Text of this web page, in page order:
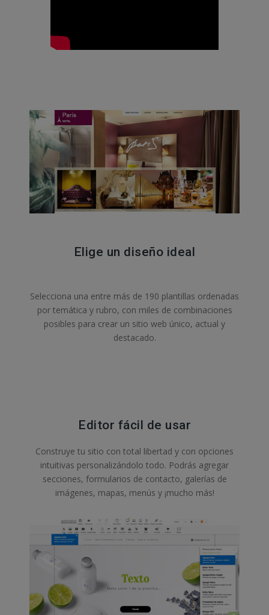
Elige un diseño ideal
Selecciona una entre más de 190 plantillas ordenadas
por temática y rubro, con miles de combinaciones
posibles para crear un sitio web único, actual y
destacado.
Editor fácil de usar
Construye tu sitio con total libertad y con opciones
intuitivas personalizándolo todo. Podrás agregar
secciones, formularios de contacto, galerías de
imágenes, mapas, menús y ¡mucho más!